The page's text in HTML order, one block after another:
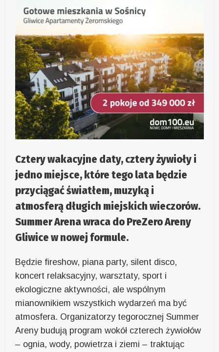
Cztery wakacyjne daty, cztery żywioły i
jedno miejsce, które tego lata będzie
przyciągać światłem, muzyką i
atmosferą długich miejskich wieczorów.
Summer Arena wraca do PreZero Areny
Gliwice w nowej formule.
Będzie fireshow, piana party, silent disco,
koncert relaksacyjny, warsztaty, sport i
ekologiczne aktywności, ale wspólnym
mianownikiem wszystkich wydarzeń ma być
atmosfera. Organizatorzy tegorocznej Summer
Areny budują program wokół czterech żywiołów
– ognia, wody, powietrza i ziemi – traktując